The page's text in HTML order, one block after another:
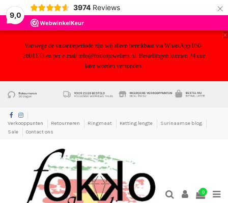
9,0
3974 Reviews ×
Vanwege de vakantieperiode zijn wij alleen bereikbaar via WhatsApp 050-
2601133 en per e-mail info@fokkojuweliers.nl. Bestellingen kunnen 24 uur
later worden verzonden.
x
Verkooppunten Retourneren Ringmaat Ketting lengte
Surinaamse blog
Sale
Contact ons
0